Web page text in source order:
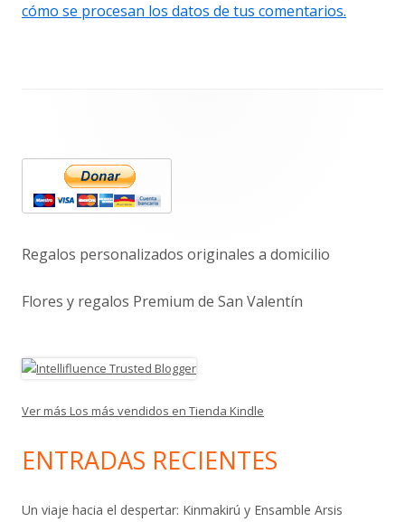
cómo se procesan los datos de tus comentarios.
lateral
principal
Regalos personalizados originales a domicilio
Flores y regalos Premium de San Valentín
Ver más Los más vendidos en Tienda Kindle
ENTRADAS RECIENTES
Un viaje hacia el despertar: Kinmakirú y Ensamble Arsis